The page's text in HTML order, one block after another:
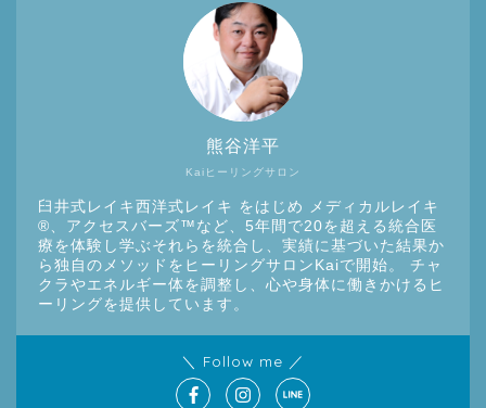
Kaiヒーリングサロン
熊谷洋平
臼井式レイキ西洋式レイキ をはじめ メディカルレイキ
®︎、アクセスバーズ™など、5年間で20を超える統合医
療を体験し学ぶそれらを統合し、実績に基づいた結果か
ら独自のメソッドをヒーリングサロンKaiで開始。 チャ
クラやエネルギー体を調整し、心や身体に働きかけるヒ
ーリングを提供しています。
＼ Follow me ／